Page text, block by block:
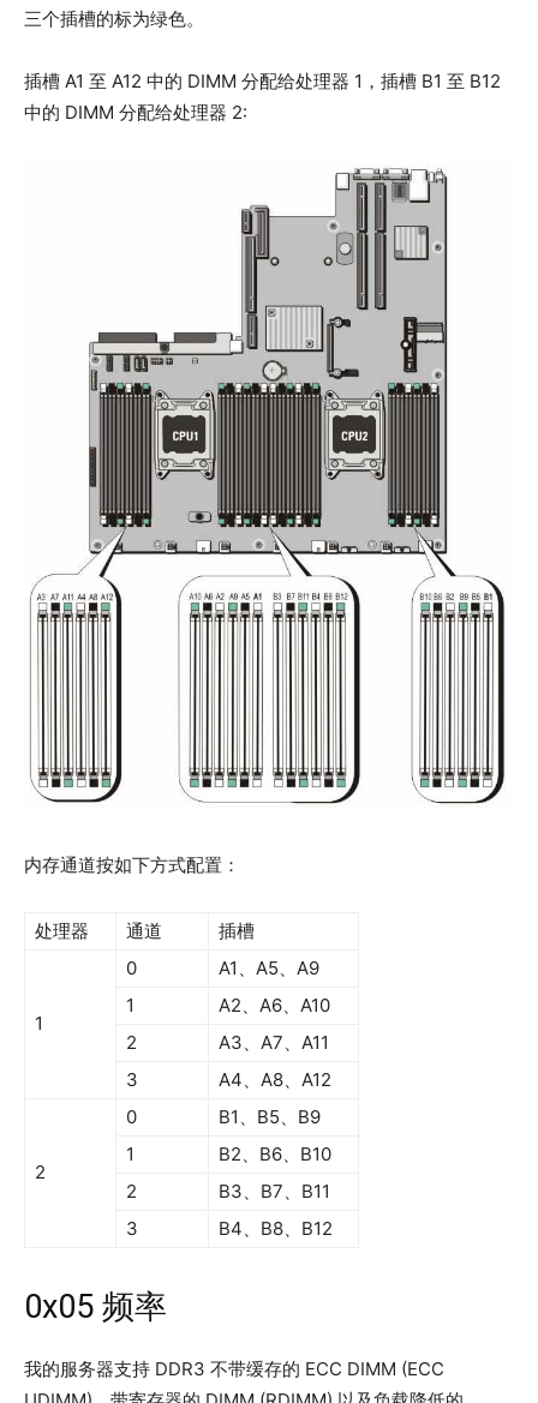
三个插槽的标为绿色。
插槽 A1 至 A12 中的 DIMM 分配给处理器 1，插槽 B1 至 B12
中的 DIMM 分配给处理器 2:
内存通道按如下方式配置：
处理器 通道 插槽
1
0
A1、A5、A9
1
A2、A6、A10
2
A3、A7、A11
3
A4、A8、A12
2
0
B1、B5、B9
1
B2、B6、B10
2
B3、B7、B11
3
B4、B8、B12
0x05 频率
我的服务器支持 DDR3 不带缓存的 ECC DIMM (ECC